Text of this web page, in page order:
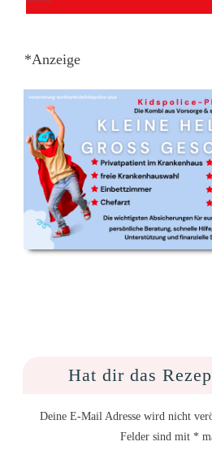
*Anzeige
Hat dir das
Deine E-Mail Adresse wird nicht
Felder sind mit *